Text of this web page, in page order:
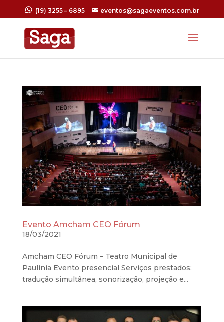
(19) 3255 – 6895 eventos@sagaeventos.com.br
Evento Amcham CEO Fórum
18/03/2021
Amcham CEO Fórum – Teatro Municipal de
Paulínia Evento presencial Serviços prestados:
tradução simultânea, sonorização, projeção e...